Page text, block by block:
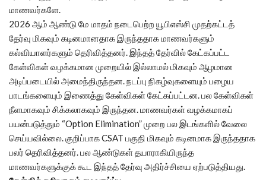
மாணவர்களே.
2026 ஆம் ஆண்டு மே மாதம் நடைபெற்ற யூபிஎஸ்சி முதற்கட்டத்
தேர்வு மிகவும் கடினமானதாக இருந்ததாக மாணவர்களும்
கல்வியாளர்களும் தெரிவித்தனர். இந்தத் தேர்வில் கேட்கப்பட்ட
கேள்விகள் வழக்கமான முறையில் இல்லாமல் மிகவும் ஆழமான
அடிப்படையில் அமைந்திருந்தன. நடப்பு நிகழ்வுகளையும் பழைய
பாடங்களையும் இணைத்து கேள்விகள் கேட்கப்பட்டன. பல கேள்விகள்
நீளமாகவும் சிக்கலாகவும் இருந்தன. மாணவர்கள் வழக்கமாகப்
பயன்படுத்தும் “Option Elimination” முறை பல இடங்களில் வேலை
செய்யவில்லை. குறிப்பாக CSAT பகுதி மிகவும் கடினமாக இருந்ததாக
பலர் தெரிவித்தனர். பல ஆண்டுகள் தயாராகியிருந்த
மாணவர்களுக்குக் கூட இந்தத் தேர்வு அதிர்ச்சியை ஏற்படுத்தியது.